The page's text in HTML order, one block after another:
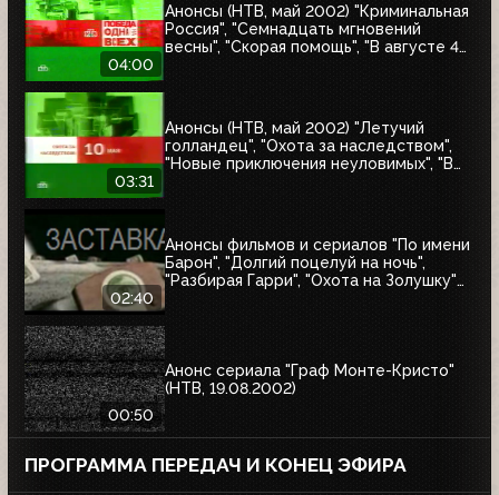
04:00
Анонсы (НТВ, май 2002) "Криминальная
Россия", "Семнадцать мгновений
весны", "Скорая помощь", "В августе 44-
03:31
Анонсы (НТВ, май 2002) "Летучий
голландец", "Охота за наследством",
"Новые приключения неуловимых", "В
02:40
Анонсы фильмов и сериалов "По имени
Барон", "Долгий поцелуй на ночь",
"Разбирая Гарри", "Охота на Золушку"
00:50
Анонс сериала "Граф Монте-Кристо"
(НТВ, 19.08.2002)
ПРОГРАММА ПЕРЕДАЧ И КОНЕЦ ЭФИРА